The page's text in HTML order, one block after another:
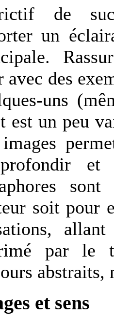
de
un
avec des
uns
est un peu
soit pour
par le
abstraits,
et sens